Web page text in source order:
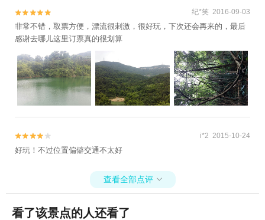

 纪*笑 2016-09-03
非常不错，取票方便，漂流很刺激，很好玩，下次还会再来的，最后
感谢去哪儿这里订票真的很划算

 i*2 2015-10-24
好玩！不过位置偏僻交通不太好
查看全部点评 
看了该景点的人还看了